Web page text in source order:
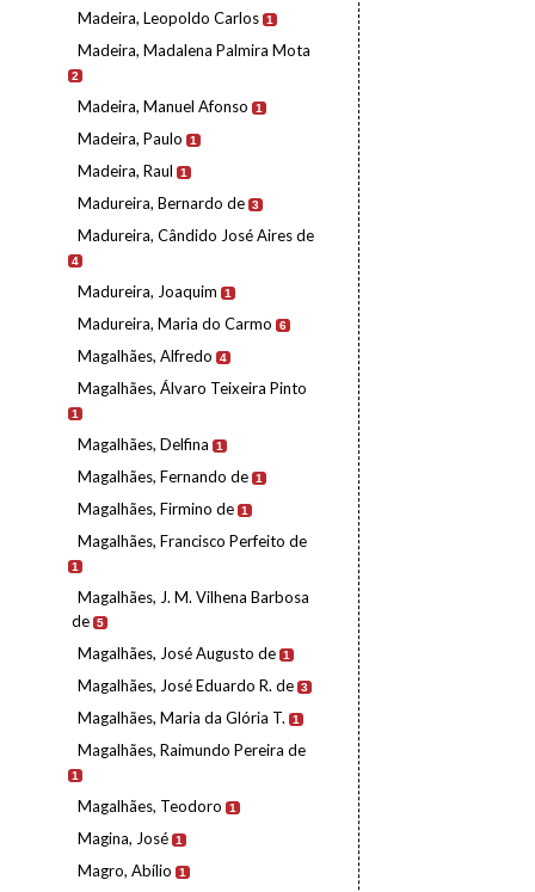
Madeira, Leopoldo Carlos 1
Madeira, Madalena Palmira Mota
2
Madeira, Manuel Afonso 1
Madeira, Paulo 1
Madeira, Raul 1
Madureira, Bernardo de 3
Madureira, Cândido José Aires de
4
Madureira, Joaquim 1
Madureira, Maria do Carmo 6
Magalhães, Alfredo 4
Magalhães, Álvaro Teixeira Pinto
1
Magalhães, Delfina 1
Magalhães, Fernando de 1
Magalhães, Firmino de 1
Magalhães, Francisco Perfeito de
1
Magalhães, J. M. Vilhena Barbosa
de 5
Magalhães, José Augusto de 1
Magalhães, José Eduardo R. de 3
Magalhães, Maria da Glória T. 1
Magalhães, Raimundo Pereira de
1
Magalhães, Teodoro 1
Magina, José 1
Magro, Abílio 1